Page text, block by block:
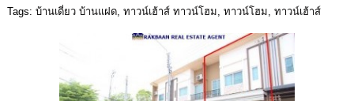
Tags: บ้านเดี่ยว บ้านแฝด, ทาวน์เฮ้าส์ ทาวน์โฮม, ทาวน์โฮม, ทาวน์เฮ้าส์